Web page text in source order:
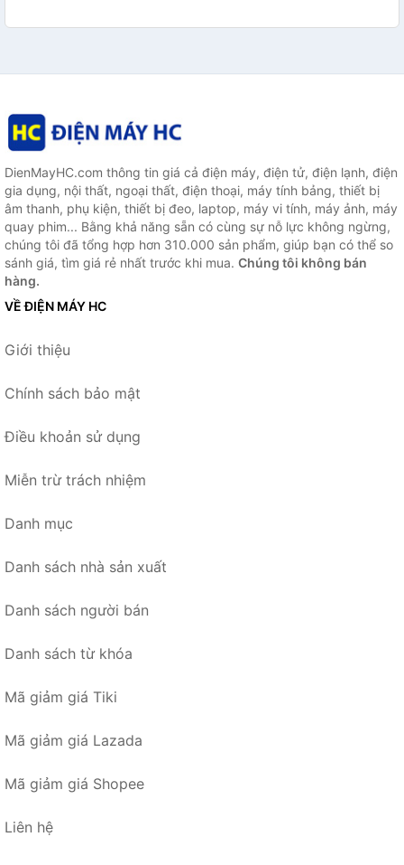
DienMayHC.com thông tin giá cả điện máy, điện tử, điện lạnh, điện
gia dụng, nội thất, ngoại thất, điện thoại, máy tính bảng, thiết bị
âm thanh, phụ kiện, thiết bị đeo, laptop, máy vi tính, máy ảnh, máy
quay phim... Bằng khả năng sẵn có cùng sự nỗ lực không ngừng,
chúng tôi đã tổng hợp hơn 310.000 sản phẩm, giúp bạn có thể so
sánh giá, tìm giá rẻ nhất trước khi mua. Chúng tôi không bán
hàng.
VỀ ĐIỆN MÁY HC
Giới thiệu
Chính sách bảo mật
Điều khoản sử dụng
Miễn trừ trách nhiệm
Danh mục
Danh sách nhà sản xuất
Danh sách người bán
Danh sách từ khóa
Mã giảm giá Tiki
Mã giảm giá Lazada
Mã giảm giá Shopee
Liên hệ